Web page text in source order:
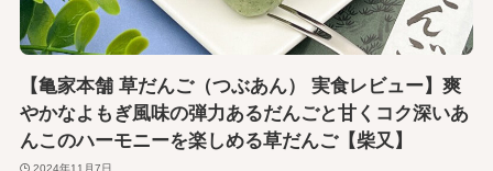
【亀家本舗 草だんご（つぶあん） 実食レビュー】爽
やかなよもぎ風味の弾力あるだんごと甘くコク深いあ
んこのハーモニーを楽しめる草だんご【柴又】
2024年11月7日